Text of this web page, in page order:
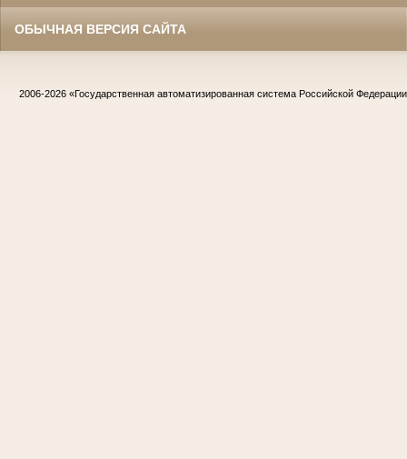
ОБЫЧНАЯ ВЕРСИЯ САЙТА
2006-2026 «Государственная автоматизированная система Российской